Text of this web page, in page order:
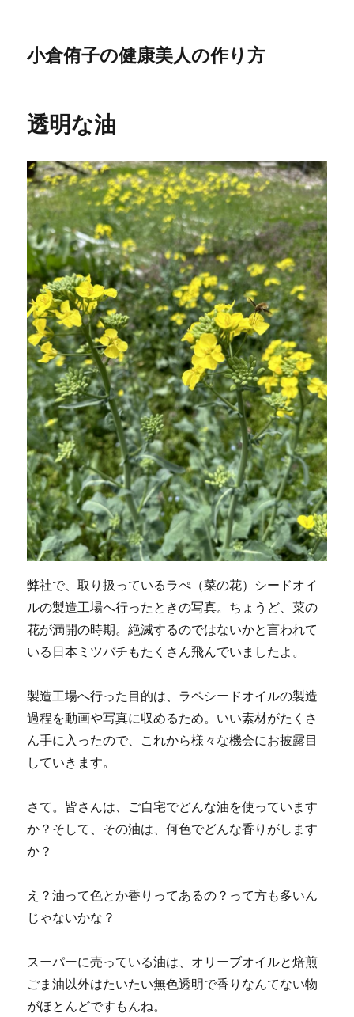
小倉侑子の健康美人の作り方
透明な油
弊社で、取り扱っているラぺ（菜の花）シードオイ
ルの製造工場へ行ったときの写真。ちょうど、菜の
花が満開の時期。絶滅するのではないかと言われて
いる日本ミツバチもたくさん飛んでいましたよ。
製造工場へ行った目的は、ラペシードオイルの製造
過程を動画や写真に収めるため。いい素材がたくさ
ん手に入ったので、これから様々な機会にお披露目
していきます。
さて。皆さんは、ご自宅でどんな油を使っています
か？そして、その油は、何色でどんな香りがします
か？
え？油って色とか香りってあるの？って方も多いん
じゃないかな？
スーパーに売っている油は、オリーブオイルと焙煎
ごま油以外はたいたい無色透明で香りなんてない物
がほとんどですもんね。